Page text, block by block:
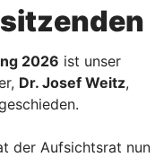
2026 ist unser
Dr. Josef Weitz,
der Aufsichtsrat nun